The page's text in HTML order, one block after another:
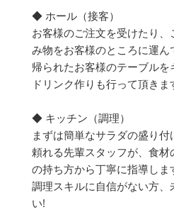
◆ ホール（接客）
お客様のご注文を受けたり
み物をお客様のところに運ん
帰られたお客様のテーブル
ドリンク作りも行って頂きま
◆ キッチン（調理）
まずは簡単なサラダの盛り付
頼れる先輩スタッフが、食
の持ち方から丁寧に指導しま
調理スキルに自信がない方、
い!